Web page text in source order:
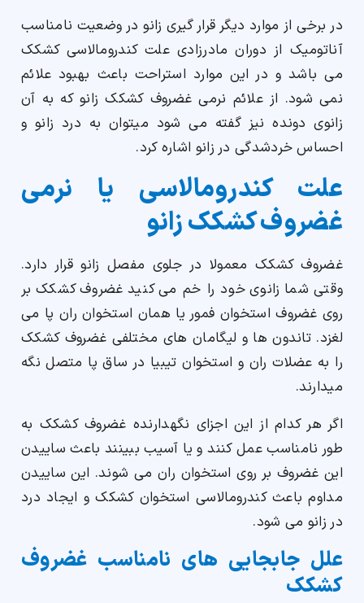
در برخی از موارد دیگر قرار گیری زانو در وضعیت نامناسب
آناتومیک از دوران مادرزادی علت کندرومالاسی کشکک
می باشد و در این موارد استراحت باعث بهبود علائم
نمی شود. از علائم نرمی غضروف کشکک زانو که به آن
زانوی دونده نیز گفته می شود میتوان به درد زانو و
احساس خردشدگی در زانو اشاره کرد.
علت کندرومالاسی یا نرمی
غضروف کشکک زانو
غضروف کشکک معمولا در جلوی مفصل زانو قرار دارد.
وقتی شما زانوی خود را خم می کنید غضروف کشکک بر
روی غضروف استخوان فمور یا همان استخوان ران پا می
لغزد. تاندون ها و لیگامان های مختلفی غضروف کشکک
را به عضلات ران و استخوان تیبیا در ساق پا متصل نگه
میدارند.
اگر هر کدام از این اجزای نگهدارنده غضروف کشکک به
طور نامناسب عمل کنند و یا آسیب ببینند باعث ساییدن
این غضروف بر روی استخوان ران می شوند. این ساییدن
مداوم باعث کندرومالاسی استخوان کشکک و ایجاد درد
در زانو می شود.
علل جابجایی های نامناسب غضروف
کشکک